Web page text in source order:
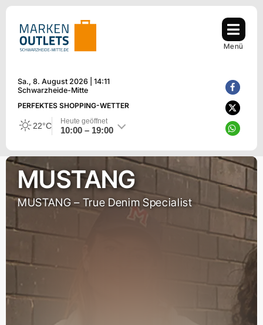
Zum
Inhalt
springen
Menü
Sa., 8. August 2026 | 14:11
Schwarzheide-Mitte
PERFEKTES SHOPPING-WETTER
22°C
Heute geöffnet
10:00 – 19:00
MUSTANG
MUSTANG – True Denim Specialist